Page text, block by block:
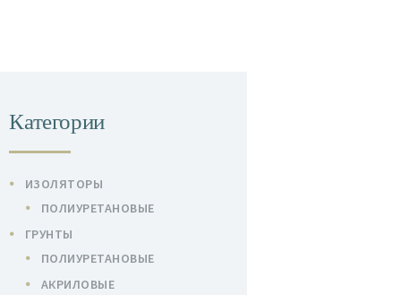
Категории
ИЗОЛЯТОРЫ
ПОЛИУРЕТАНОВЫЕ
ГРУНТЫ
ПОЛИУРЕТАНОВЫЕ
АКРИЛОВЫЕ